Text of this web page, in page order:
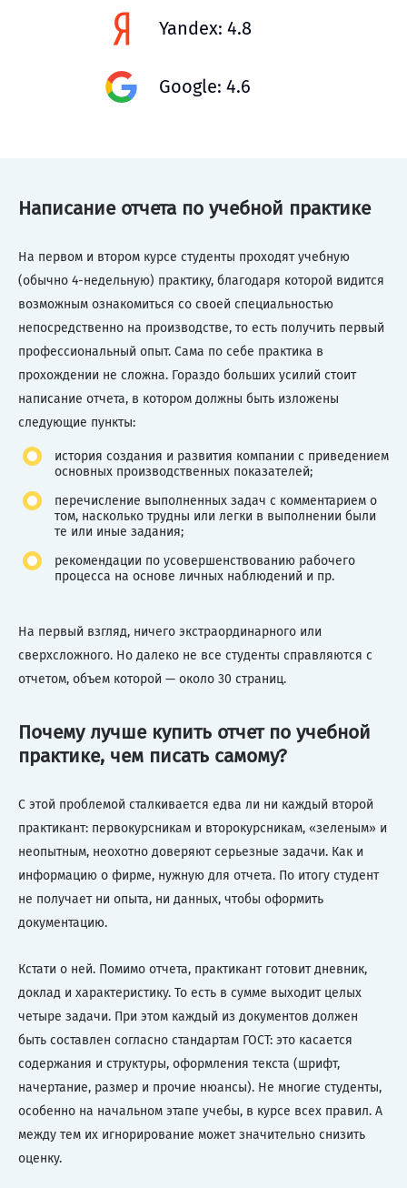
Yandex: 4.8
Google: 4.6
Написание отчета по учебной практике
На первом и втором курсе студенты проходят учебную
(обычно 4-недельную) практику, благодаря которой видится
возможным ознакомиться со своей специальностью
непосредственно на производстве, то есть получить первый
профессиональный опыт. Сама по себе практика в
прохождении не сложна. Гораздо больших усилий стоит
написание отчета, в котором должны быть изложены
следующие пункты:
история создания и развития компании с приведением
основных производственных показателей;
перечисление выполненных задач с комментарием о
том, насколько трудны или легки в выполнении были
те или иные задания;
рекомендации по усовершенствованию рабочего
процесса на основе личных наблюдений и пр.
На первый взгляд, ничего экстраординарного или
сверхсложного. Но далеко не все студенты справляются с
отчетом, объем которой — около 30 страниц.
Почему лучше купить отчет по учебной
практике, чем писать самому?
С этой проблемой сталкивается едва ли ни каждый второй
практикант: первокурсникам и второкурсникам, «зеленым» и
неопытным, неохотно доверяют серьезные задачи. Как и
информацию о фирме, нужную для отчета. По итогу студент
не получает ни опыта, ни данных, чтобы оформить
документацию.
Кстати о ней. Помимо отчета, практикант готовит дневник,
доклад и характеристику. То есть в сумме выходит целых
четыре задачи. При этом каждый из документов должен
быть составлен согласно стандартам ГОСТ: это касается
содержания и структуры, оформления текста (шрифт,
начертание, размер и прочие нюансы). Не многие студенты,
особенно на начальном этапе учебы, в курсе всех правил. А
между тем их игнорирование может значительно снизить
оценку.